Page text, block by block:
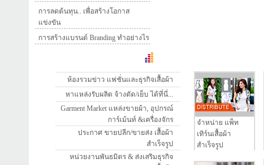
การลดต้นทุน.. เพื่อสร้างโอกาส
แข่งขัน
การสร้างแบรนด์ Branding ทำอย่างไร
ห้องรวมข่าว แฟชั่นและธุรกิจเสื้อผ้า
หาแหล่งรับผลิต จ้างตัด/เย็บ ได้ที่นี่...
Garment Market แหล่งขายผ้า, อุปกรณ์
การ์เม้นท์ &เครื่องจักร
ประกาศ ขายปลีก/ขายส่ง เสื้อผ้า
สำเร็จรูป
หน่วยงานพันธมิตร & ส่งเสริมธุรกิจ
จำหน่าย แพ็ท
เทิร์นเสื้อผ้า
สำเร็จรูป